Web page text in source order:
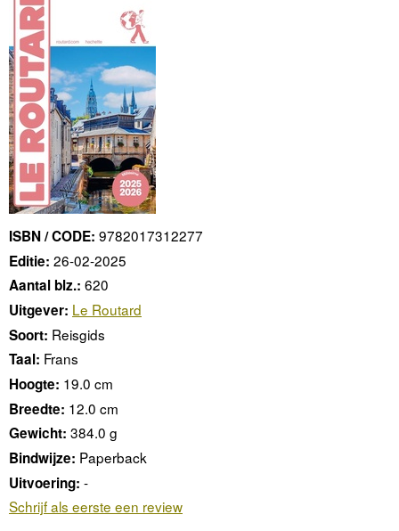
ISBN / CODE: 9782017312277
Editie: 26-02-2025
Aantal blz.: 620
Uitgever: Le Routard
Soort: Reisgids
Taal: Frans
Hoogte: 19.0 cm
Breedte: 12.0 cm
Gewicht: 384.0 g
Bindwijze: Paperback
Uitvoering: -
Schrijf als eerste een review